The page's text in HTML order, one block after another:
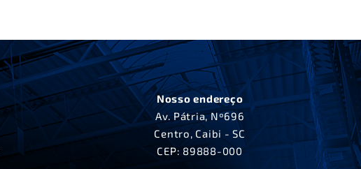
Nosso endereço
Av. Pátria, Nº696
Centro, Caibi - SC
CEP: 89888-000